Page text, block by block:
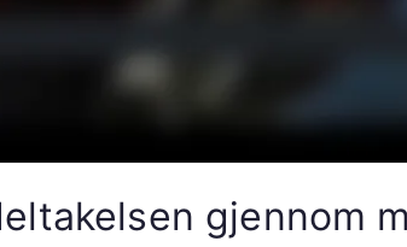
gjennom